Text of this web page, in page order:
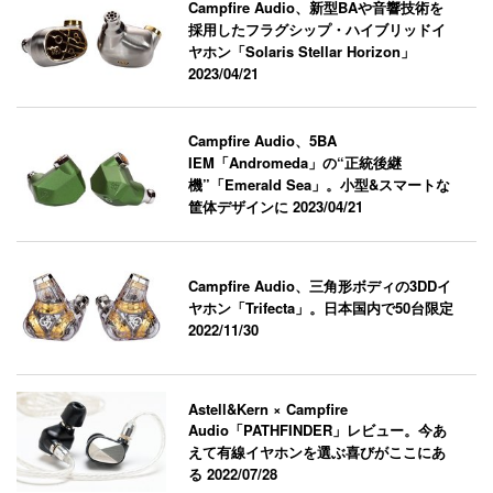
Campfire Audio、新型BAや音響技術を
採用したフラグシップ・ハイブリッドイ
ヤホン「Solaris Stellar Horizon」
2023/04/21
Campfire Audio、5BA
IEM「Andromeda」の“正統後継
機”「Emerald Sea」。小型&スマートな
筐体デザインに2023/04/21
Campfire Audio、三角形ボディの3DDイ
ヤホン「Trifecta」。日本国内で50台限定
2022/11/30
Astell&Kern × Campfire
Audio「PATHFINDER」レビュー。今あ
えて有線イヤホンを選ぶ喜びがここにあ
る2022/07/28